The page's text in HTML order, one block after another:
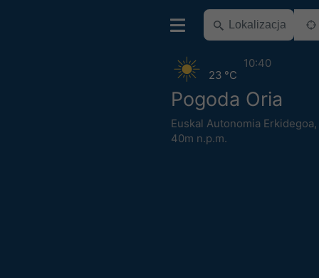
Pogoda Oria
Euskal Autonomia Erkidegoa,
40m n.p.m.
23 °C
10:40